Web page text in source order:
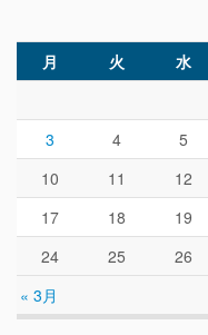
月 火 水
« 3月
3
4 5
10
11 12
17
18 19
24
25 26